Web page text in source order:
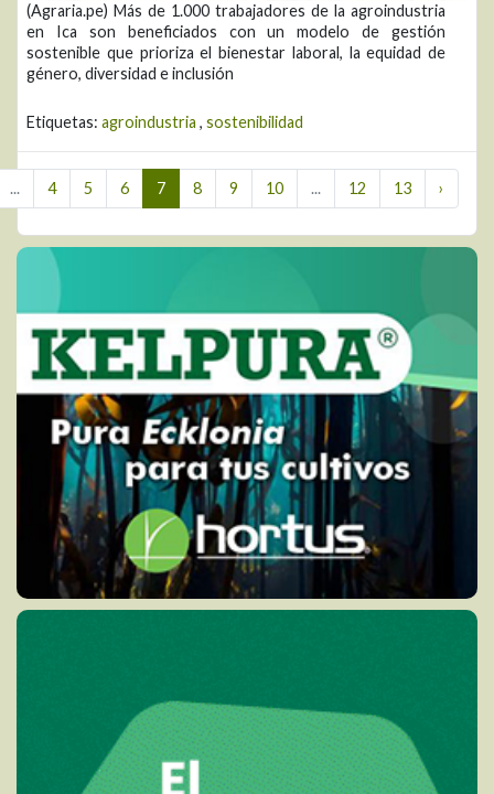
(Agraria.pe) Más de 1.000 trabajadores de la agroindustria
en Ica son beneficiados con un modelo de gestión
sostenible que prioriza el bienestar laboral, la equidad de
género, diversidad e inclusión
Etiquetas: agroindustria , sostenibilidad
... 4 5 6 7 8 9 10 ... 12 13 ›